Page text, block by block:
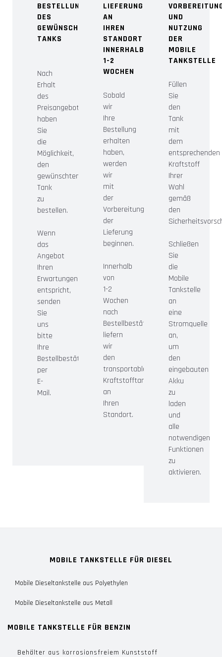
BESTELLUNG
DES
GEWÜNSCHTEN
TANKS
Nach
Erhalt
des
Preisangebots
haben
Sie
die
Möglichkeit,
den
gewünschten
Tank
zu
bestellen.
Wenn
das
Angebot
Ihren
Erwartungen
entspricht,
senden
Sie
uns
bitte
Ihre
Bestellbestätigung
per
E-
Mail.
LIEFERUNG
AN
IHREN
STANDORT
INNERHALB VON
1-2
WOCHEN
Sobald
wir
Ihre
Bestellung
erhalten
haben,
werden
wir
mit
der
Vorbereitung
der
Lieferung
beginnen.
Innerhalb
von
1-2
Wochen
nach
Bestellbestätigung
liefern
wir
den
transportablen
Kraftstofftank
an
Ihren
Standort.
UND
NUTZUNG
DER
MOBILE
TANKSTELLE
Füllen
Sie
den
Tank
mit
dem
entsprechenden
Kraftstoff
Ihrer
Wahl
gemäß
den
Schließen
Sie
die
Mobile
Tankstelle
an
eine
Stromquelle
an,
um
den
eingebauten
Akku
zu
laden
und
alle
notwendigen
Funktionen
zu
aktivieren.
MOBILE TANKSTELLE FÜR DIESEL
Mobile Dieseltankstelle aus Polyethylen
Mobile Dieseltankstelle aus Metall
MOBILE TANKSTELLE FÜR BENZIN
Behälter aus korrosionsfreiem Kunststoff